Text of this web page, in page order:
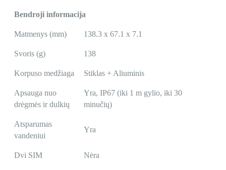
Bendroji informacija
Matmenys (mm) 138.3 x 67.1 x 7.1
Svoris (g) 138
Korpuso medžiaga Stiklas + Aliuminis
Apsauga nuo
drėgmės ir dulkių
Yra, IP67 (iki 1 m gylio, iki 30
minučių)
Atsparumas
vandeniui
Yra
Dvi SIM Nėra